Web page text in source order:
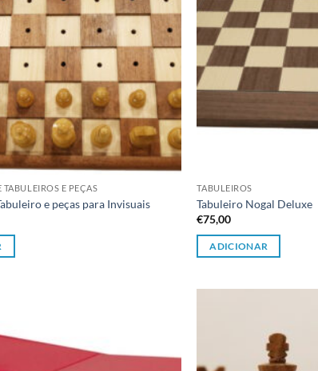
E PEÇAS
e peças para Invisuais
TABULEIROS
Tabuleiro Nogal Deluxe
€75,00
ADICIONAR
desejos